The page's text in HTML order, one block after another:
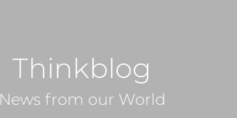
Thinkblog
News from our World